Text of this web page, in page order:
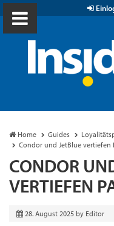
Home Guides
Condor und JetBlue vertiefen
CONDOR
VERTIEFEN
28. August 2025 by Editor